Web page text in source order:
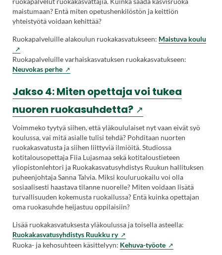
avautuu
uuteen
välilehteen.)
maistumaan? Entä miten opetushenkilöstön ja keittiön
yhteistyötä voidaan kehittää?
Ruokapalveluille alakoulun ruokakasvatukseen: Maistuva koulu
Ruokapalveluille varhaiskasvatuksen ruokakasvatukseen:
Neuvokas perhe(Vieraile
sivustolla.
Linkki
avautuu
uuteen
välilehteen.)
Jakso 4: Miten opettaja voi tukea
nuoren ruokasuhdetta?(Vieraile
ulkoisella
sivustolla.
Linkki
avautuu
uuteen
Voimmeko tyytyä siihen, että yläkoululaiset nyt vaan eivät syö
koulussa, vai mitä asialle tulisi tehdä? Pohditaan nuorten
ruokakasvatusta ja siihen liittyviä ilmiöitä. Studiossa
kotitalousopettaja Fiia Lujasmaa sekä kotitaloustieteen
yliopistonlehtori ja Ruokakasvatusyhdistys Ruukun hallituksen
puheenjohtaja Sanna Talvia. Miksi kouluruokailu voi olla
sosiaalisesti haastava tilanne nuorelle? Miten voidaan lisätä
turvallisuuden kokemusta ruokailussa? Entä kuinka opettajan
oma ruokasuhde heijastuu oppilaisiin?
Lisää ruokakasvatuksesta yläkoulussa ja toisella asteella:
Ruokakasvatusyhdistys Ruukku ry
Ruoka- ja kehosuhteen käsittelyyn: Kehuva-työote(Vieraile